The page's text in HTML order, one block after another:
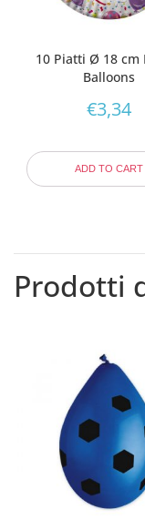
10 Piatti Ø 18 cm
Balloons
€3,34
ADD TO CART
Prodotti